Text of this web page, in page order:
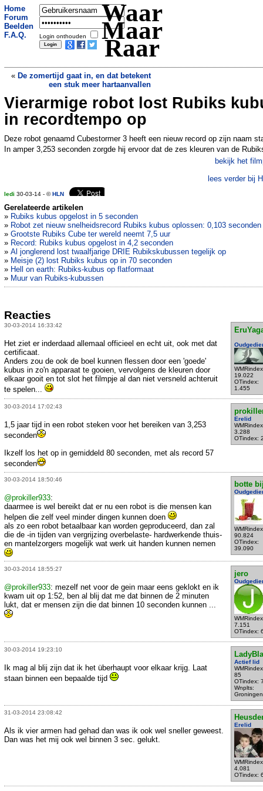
Home
Forum
Beelden
F.A.Q.
Login onthouden
Waar
Maar
Raar
« De zomertijd gaat in, en dat betekent
een stuk meer hartaanvallen
Besje (71) krijgt celstraf voor stalken
van priester (ook naakt dansen deed
hem niet bezwijken)
Vierarmige robot lost Rubiks
in recordtempo op
Deze robot genaamd Cubestormer 3 heeft een nieuw record op zijn naam
In amper 3,253 seconden zorgde hij ervoor dat de zes kleuren van de
bekijk het
lees verder bij
ledi 30-03-14 - ©HLN
Gerelateerde artikelen
» Rubiks kubus opgelost in 5 seconden
» Robot zet nieuw snelheidsrecord Rubiks kubus oplossen: 0,103 seconden
» Grootste Rubiks Cube ter wereld neemt 7,5 uur
» Record: Rubiks kubus opgelost in 4,2 seconden
» Al jonglerend lost twaalfjarige DRIE Rubikskubussen tegelijk op
» Meisje (2) lost Rubiks kubus op in 70 seconden
» Hell on earth: Rubiks-kubus op flatformaat
» Muur van Rubiks-kubussen
Reacties
30-03-2014 16:33:42
19.022
OTindex:
1.455
Het ziet er inderdaad allemaal officieel en echt uit, ook met dat
certificaat.
Anders zou de ook de boel kunnen flessen door een 'goede'
kubus in zo'n apparaat te gooien, vervolgens de kleuren door
elkaar gooit en tot slot het filmpje al dan niet versneld achteruit
te spelen...
30-03-2014 17:02:43
Erelid
3.288
OTindex:
1,5 jaar tijd in een robot steken voor het bereiken van 3,253
seconden
Ikzelf los het op in gemiddeld 80 seconden, met als record 57
seconden
30-03-2014 18:50:46
botte
90.824
OTindex:
39.090
@prokiller933:
daarmee is wel bereikt dat er nu een robot is die mensen kan
helpen die zelf veel minder dingen kunnen doen
als zo een robot betaalbaar kan worden geproduceerd, dan zal
die de -in tijden van vergrijzing overbelaste- hardwerkende thuis-
en mantelzorgers mogelijk wat werk uit handen kunnen nemen
30-03-2014 18:55:27
jero
7.151
OTindex:
@prokiller933: mezelf net voor de gein maar eens geklokt en ik
kwam uit op 1:52, ben al blij dat me dat binnen de 2 minuten
lukt, dat er mensen zijn die dat binnen 10 seconden kunnen ...
30-03-2014 19:23:10
Actief lid
85
OTindex:
Wnplts:
Groningen
Ik mag al blij zijn dat ik het überhaupt voor elkaar krijg. Laat
staan binnen een bepaalde tijd
31-03-2014 23:08:42
Erelid
4.081
OTindex:
Als ik vier armen had gehad dan was ik ook wel sneller geweest.
Dan was het mij ook wel binnen 3 sec. gelukt.